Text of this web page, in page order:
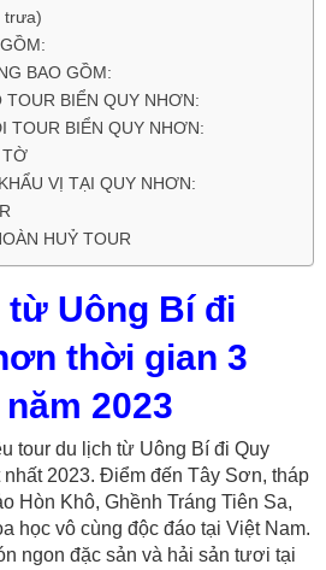
trưa)
BAO GỒM:
TOUR BIỂN QUY NHƠN:
TOUR BIỂN QUY NHƠN:
TỜ
VỊ TẠI QUY NHƠN:
HUỶ TOUR
từ Uông Bí đi
thời gian 3
2023
tour du lịch từ Uông Bí đi Quy
2023. Điểm đến Tây Sơn, tháp
Hòn Khô, Ghềnh Tráng Tiên Sa,
học vô cùng độc đáo tại Việt Nam.
ngon đặc sản và hải sản tươi tại